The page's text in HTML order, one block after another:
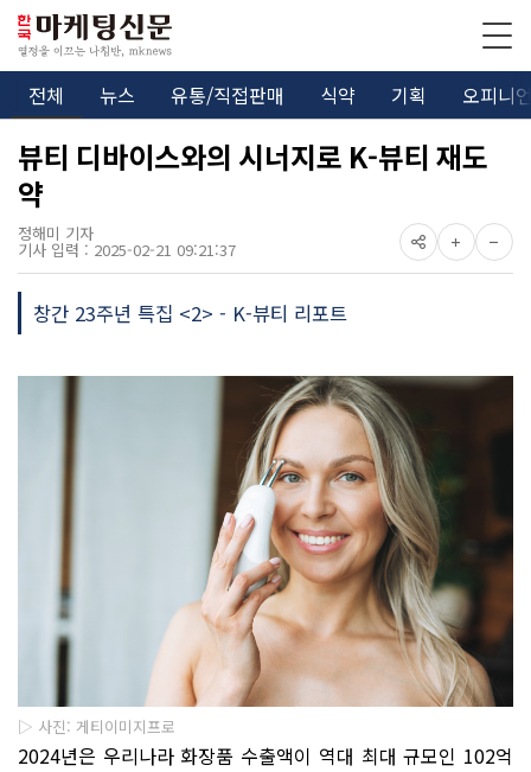
전체 뉴스 유통/직접판매 식약 기획 오피니
뷰티 디바이스와의 시너지로 K-뷰티 재도
약
정해미 기자
기사 입력 : 2025-02-21 09:21:37
창간 23주년 특집 <2> - K-뷰티 리포트
▷ 사진: 게티이미지프로
2024년은 우리나라 화장품 수출액이 역대 최대 규모인 102억